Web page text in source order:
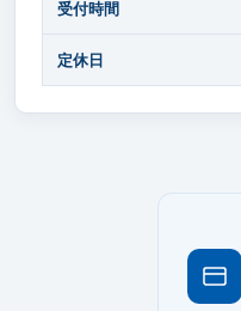
受付時間
定休日